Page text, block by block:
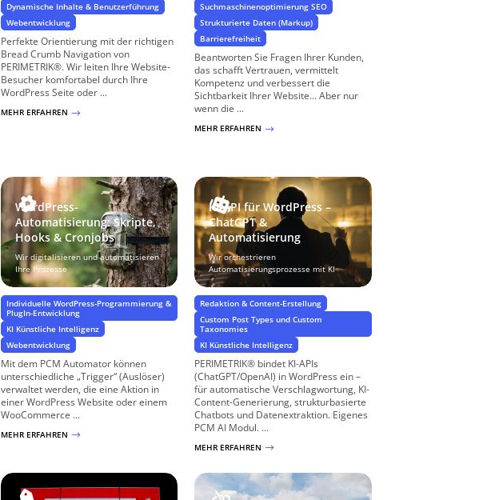
Dynamische Inhalte & Benutzerführung
Webentwicklung
Perfekte Orientierung mit der richtigen
Bread Crumb Navigation von
PERIMETRIK®. Wir leiten Ihre Website-
Besucher komfortabel durch Ihre
WordPress Seite oder ...
MEHR ERFAHREN $
Suchmaschinenoptimierung SEO
Strukturierte Daten (Markup)
Barrierefreiheit
Beantworten Sie Fragen Ihrer Kunden,
das schafft Vertrauen, vermittelt
Kompetenz und verbessert die
Sichtbarkeit Ihrer Website… Aber nur
wenn die ...
MEHR ERFAHREN $
WordPress-
Automatisierung: Skripte,
Hooks & Cronjobs
Wir digitalisieren und automatisieren
Ihre Prozesse
Individuelle WordPress-Programmierung &
PlugIn-Entwicklung
KI Künstliche Intelligenz
Webentwicklung
Mit dem PCM Automator können
unterschiedliche „Trigger“ (Auslöser)
verwaltet werden, die eine Aktion in
einer WordPress Website oder einem
WooCommerce ...
MEHR ERFAHREN $
KI-API für WordPress –
ChatGPT &
Automatisierung
Wir orchestrieren
Automatisierungsprozesse mit KI
Redaktion & Content-Erstellung
Custom Post Types und Custom
Taxonomies
KI Künstliche Intelligenz
PERIMETRIK® bindet KI-APIs
(ChatGPT/OpenAI) in WordPress ein –
für automatische Verschlagwortung, KI-
Content-Generierung, strukturbasierte
Chatbots und Datenextraktion. Eigenes
PCM AI Modul. ...
MEHR ERFAHREN $